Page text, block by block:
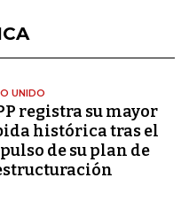
UNIDO
registra su mayor
histórica tras el
de su plan de